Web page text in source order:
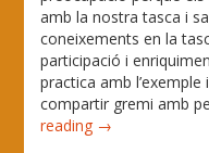
amb la nostra tasca i
coneixements en la
participació i
practica amb
compartir gremi amb
reading →